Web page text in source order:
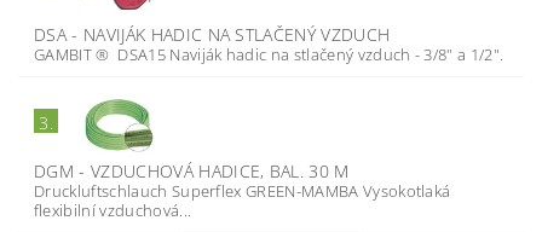
DSA - NAVIJÁK HADIC NA STLAČENÝ VZDUCH
GAMBIT ® DSA15 Naviják hadic na stlačený vzduch - 3/8" a 1/2".
3.
DGM - VZDUCHOVÁ HADICE, BAL. 30 M
Druckluftschlauch Superflex GREEN-MAMBA Vysokotlaká
ﬂexibilní vzduchová...